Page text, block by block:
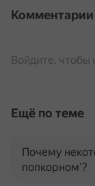
Комментарии
Войдите,
Ещё по теме
Почему
попкорном'?